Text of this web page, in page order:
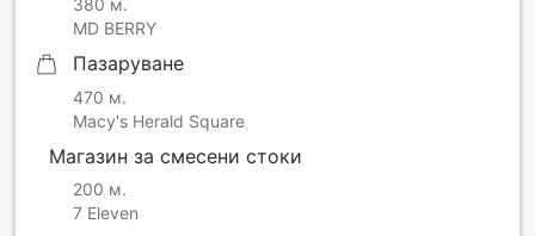
380 м.
MD BERRY
Пазаруване
470 м.
Macy's Herald Square
Магазин за смесени стоки
200 м.
7 Eleven